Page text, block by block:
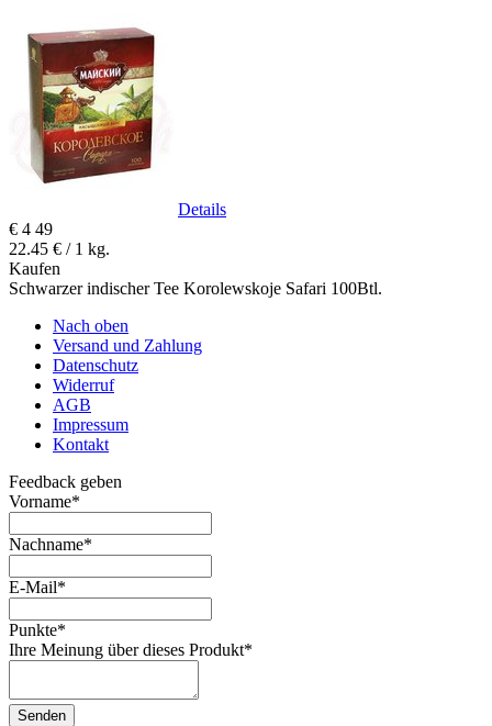
Details
€ 4 49
22.45 € / 1 kg.
Kaufen
Schwarzer indischer Tee Korolewskoje Safari 100Btl.
Nach oben
Versand und Zahlung
Datenschutz
Widerruf
AGB
Impressum
Kontakt
Feedback geben
Vorname*
Nachname*
E-Mail*
Punkte*
Ihre Meinung über dieses Produkt*
Senden